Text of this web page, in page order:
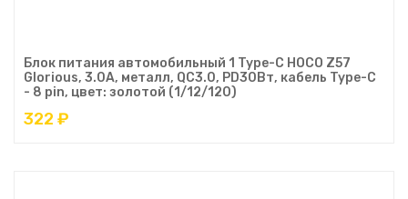
Блок питания автомобильный 1 Type-C HOCO Z57
Glorious, 3.0A, металл, QC3.0, PD30Вт, кабель Type-C
- 8 pin, цвет: золотой (1/12/120)
322 ₽